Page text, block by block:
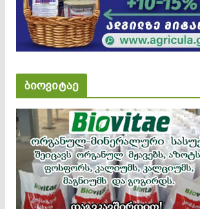
ბიოვიტაე